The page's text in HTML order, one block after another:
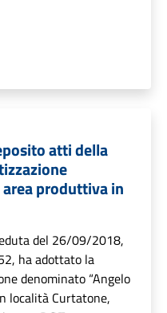
atti della
area produttiva in
del 26/09/2018,
ha adottato la
denominato “Angelo
località Curtatone,